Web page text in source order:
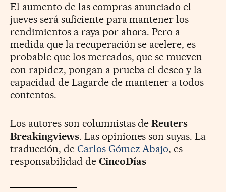
El aumento de las compras anunciado el
jueves será suficiente para mantener los
rendimientos a raya por ahora. Pero a
medida que la recuperación se acelere, es
probable que los mercados, que se mueven
con rapidez, pongan a prueba el deseo y la
capacidad de Lagarde de mantener a todos
contentos.
Los autores son columnistas de Reuters
Breakingviews. Las opiniones son suyas. La
traducción, de Carlos Gómez Abajo, es
responsabilidad deCincoDías